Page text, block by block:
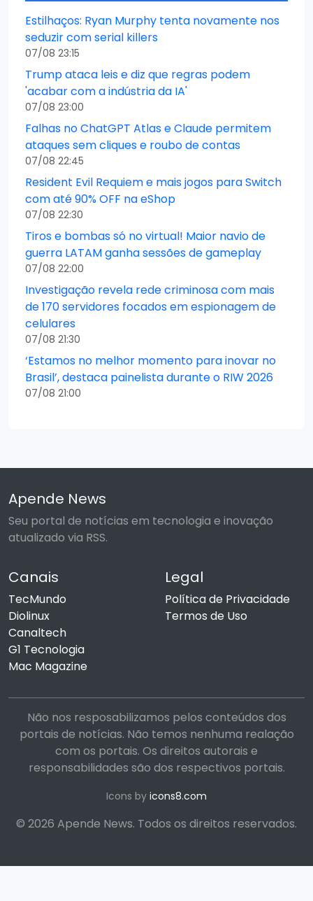
Estilhaços: Ryan Murphy tenta novamente nos
seduzir com serial killers
07/08 23:15
Trump ataca leis e diz que regras podem
'acabar com a indústria da IA'
07/08 23:00
Falhas no ChatGPT Atlas e Claude permitem
ataques sem cliques e roubo de contas
07/08 22:45
Resident Evil Requiem e mais jogos para Switch
com até 90% OFF na eShop
07/08 22:30
Tiros e bombas só no virtual! Maior navio de
guerra LATAM ganha sessões de gameplay
07/08 22:00
Investigação revela rede criminosa com mais
de 170 servidores focados em espionagem de
celulares
07/08 21:30
‘Estamos no melhor momento para inovar no
Brasil’, destaca painelista durante o RIW 2026
07/08 21:00
Apende News
Seu portal de notícias em tecnologia e inovação
atualizado via RSS.
Canais
TecMundo
Diolinux
Canaltech
G1 Tecnologia
Mac Magazine
Legal
Política de Privacidade
Termos de Uso
Não nos resposabilizamos pelos conteúdos dos
portais de notícias. Não temos nenhuma realação
com os portais. Os direitos autorais e
responsabilidades são dos respectivos portais.
Icons by icons8.com
© 2026 Apende News. Todos os direitos reservados.